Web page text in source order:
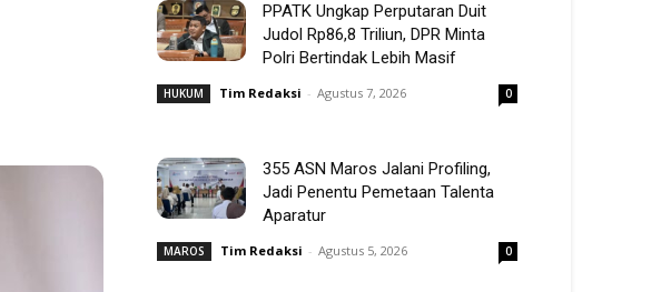
PPATK Ungkap Perputaran Duit
Judol Rp86,8 Triliun, DPR Minta
Polri Bertindak Lebih Masif
HUKUM Tim Redaksi - Agustus 7, 2026 0
355 ASN Maros Jalani Profiling,
Jadi Penentu Pemetaan Talenta
Aparatur
MAROS Tim Redaksi - Agustus 5, 2026 0